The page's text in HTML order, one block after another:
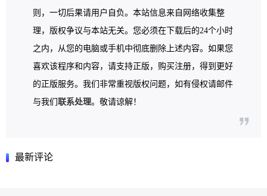
则，一切后果请用户自负。本站信息来自网络收集整
理，版权争议与本站无关。您必须在下载后的24个小时
之内，从您的电脑或手机中彻底删除上述内容。如果您
喜欢该程序和内容，请支持正版，购买注册，得到更好
的正版服务。我们非常重视版权问题，如有侵权请邮件
与我们联系处理。敬请谅解！
最新评论